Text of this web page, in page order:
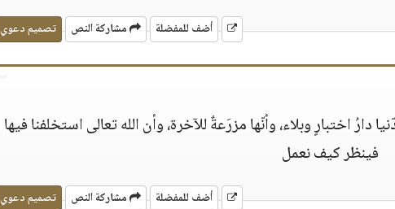
أضف للمفضلة مشاركة النص تصميم دعوي
اختبارٍ وبلاء، وأنّها مزرَعةٌ للآخرة، وأن الله تعالى استخلفنا فيها
فينظر كيف نعمل
أضف للمفضلة مشاركة النص تصميم دعوي